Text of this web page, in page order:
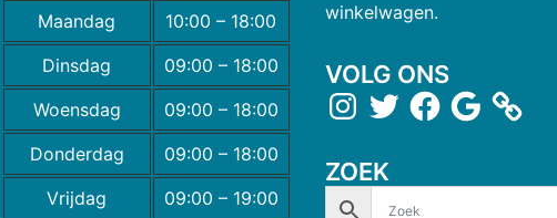
Maandag
10:00 – 18:00
Dinsdag
09:00 – 18:00
Woensdag
09:00 – 18:00
Donderdag
09:00 – 18:00
Vrijdag
09:00 – 19:00
winkelwagen.
VOLG ONS
ZOEK